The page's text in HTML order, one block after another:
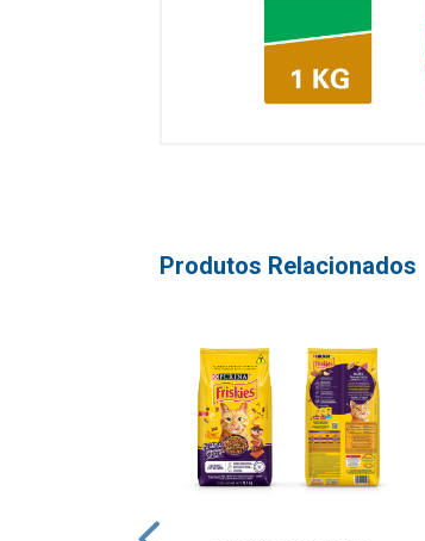
Produtos Relacionados